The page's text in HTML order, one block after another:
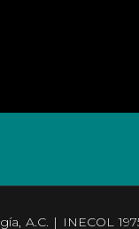
A.C. | INECOL